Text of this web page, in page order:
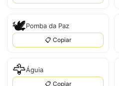
🕊️Pomba da Paz
📋 Copiar
🦅Águia
📋 Copiar